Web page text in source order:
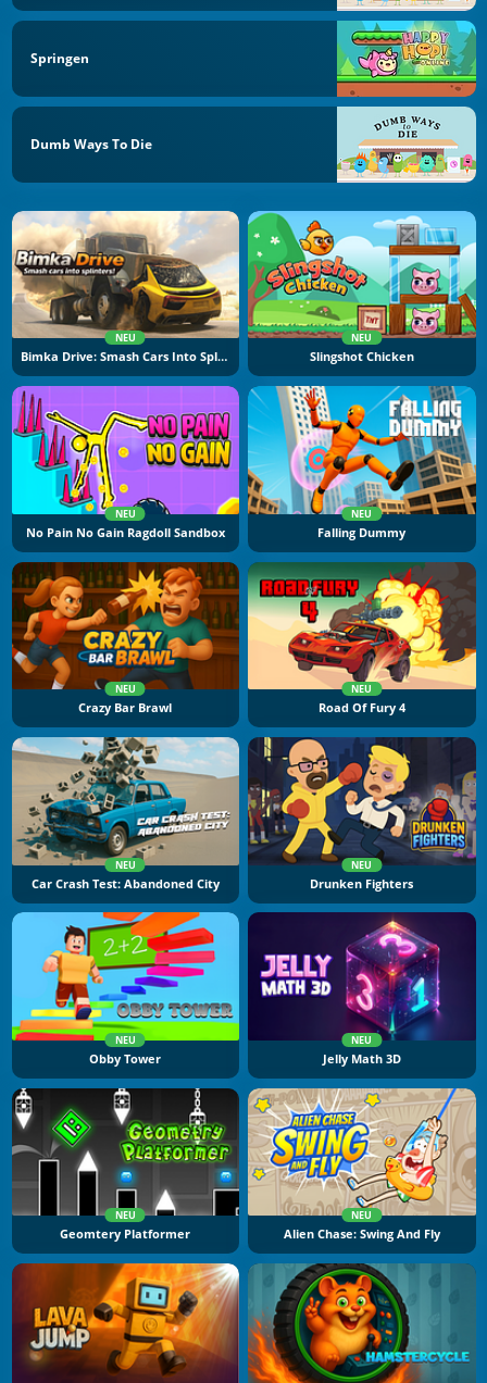
Springen
Dumb Ways To Die
NEU
Bimka Drive: Smash Cars Into Splinters
NEU
Slingshot Chicken
NEU
No Pain No Gain Ragdoll Sandbox
NEU
Falling Dummy
NEU
Crazy Bar Brawl
NEU
Road Of Fury 4
NEU
Car Crash Test: Abandoned City
NEU
Drunken Fighters
NEU
Obby Tower
NEU
Jelly Math 3D
NEU
Geomtery Platformer
NEU
Alien Chase: Swing And Fly